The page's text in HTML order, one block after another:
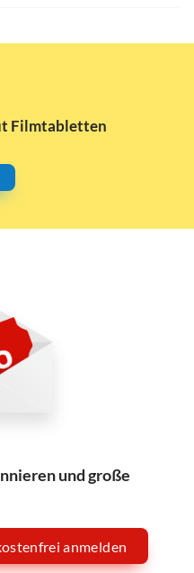
Filmtabletten
und große
anmelden